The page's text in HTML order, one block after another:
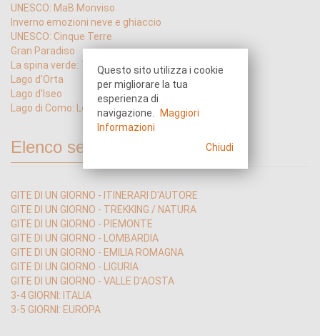
UNESCO: MaB Monviso
Inverno emozioni neve e ghiaccio
UNESCO: Cinque Terre
Gran Paradiso
La spina verde: Trincee di Como
Lago d'Orta
Lago d'Iseo
Lago di Como: Lecco
Elenco sezioni
GITE DI UN GIORNO - ITINERARI D'AUTORE
GITE DI UN GIORNO - TREKKING / NATURA
GITE DI UN GIORNO - PIEMONTE
GITE DI UN GIORNO - LOMBARDIA
GITE DI UN GIORNO - EMILIA ROMAGNA
GITE DI UN GIORNO - LIGURIA
GITE DI UN GIORNO - VALLE D'AOSTA
3-4 GIORNI: ITALIA
3-5 GIORNI: EUROPA
Questo sito utilizza i cookie
per migliorare la tua
esperienza di
navigazione.
Maggiori
Informazioni
Chiudi